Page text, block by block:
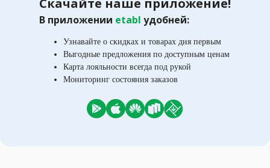
В приложении etabl удобней:
Узнавайте о скидках и товарах дня первым
Выгодные предложения по доступным ценам
Карта лояльности всегда под рукой
Мониторинг состояния заказов